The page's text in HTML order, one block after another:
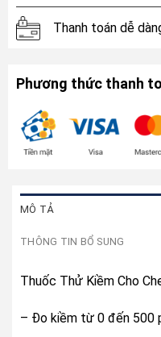
Thanh toán dễ
Phương thức thanh
MÔ TẢ
THÔNG TIN BỔ SUNG
Thuốc Thử Kiềm Cho
– Đo kiềm từ 0 đến 500